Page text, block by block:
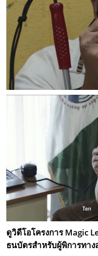
ดูวิดีโอโครงการMagic
ธนบัตรสำหรับผู้พิการทา